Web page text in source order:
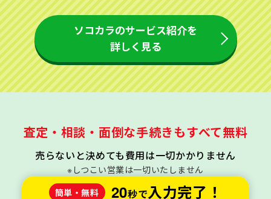
ソコカラのサービス紹介を
詳しく見る
査定・相談・面倒な手続きもすべて無料
売らないと決めても費用は一切かかりません
※しつこい営業は一切いたしません
簡単・無料
20秒で入力完了！